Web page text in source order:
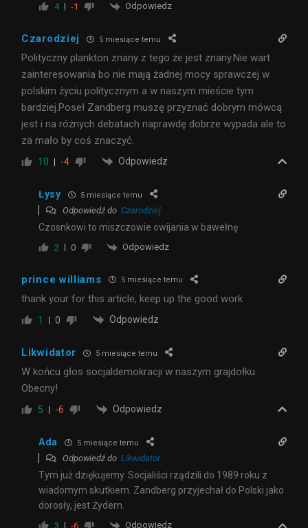
4 -1 Odpowiedz
Czarodziej 5 miesiące temu
Polityczny plankton znany z tego że jest znany.Nie wart
zainteresowania bo nie mają żadnej mocy sprawczej w
polskim życiu politycznym a w naszym mieście tym
bardziej.Poseł Zandberg muszę przyznać dobrym mówcą
jest i na różnych debatach naprawdę dobrze wypada ale to
za mało by coś znaczyć.
10 -4 Odpowiedz
Łysy 5 miesiące temu
Odpowiedź do Czarodziej
Czosnkowi to miszczowie owijania w bawełnę
2 0 Odpowiedz
prince williams 5 miesiące temu
thank your for this article, keep up the good work
1 0 Odpowiedz
Likwidator 5 miesiące temu
W końcu głos socjaldemokracji w naszym grajdołku.
Obecny!
5 -6 Odpowiedz
Ada 5 miesiące temu
Odpowiedź do Likwidator
Tym już dziękujemy. Socjaliści rządzili do 1989 roku z
wiadomym skutkiem. Zandberg przyjechał do Polski jako
dorosły, jest Żydem.
3 -6 Odpowiedz